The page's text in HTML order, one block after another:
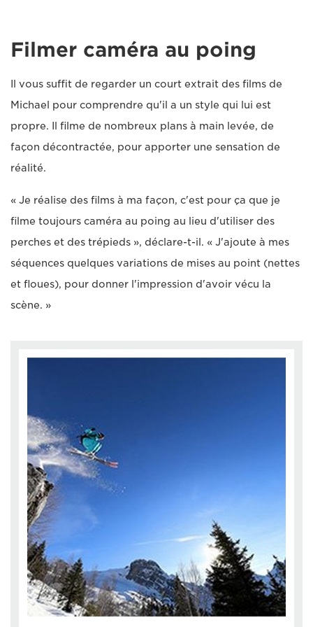
Filmer caméra au poing
Il vous suffit de regarder un court extrait des films de
Michael pour comprendre qu'il a un style qui lui est
propre. Il filme de nombreux plans à main levée, de
façon décontractée, pour apporter une sensation de
réalité.
« Je réalise des films à ma façon, c'est pour ça que je
filme toujours caméra au poing au lieu d'utiliser des
perches et des trépieds », déclare-t-il. « J'ajoute à mes
séquences quelques variations de mises au point (nettes
et floues), pour donner l'impression d'avoir vécu la
scène. »